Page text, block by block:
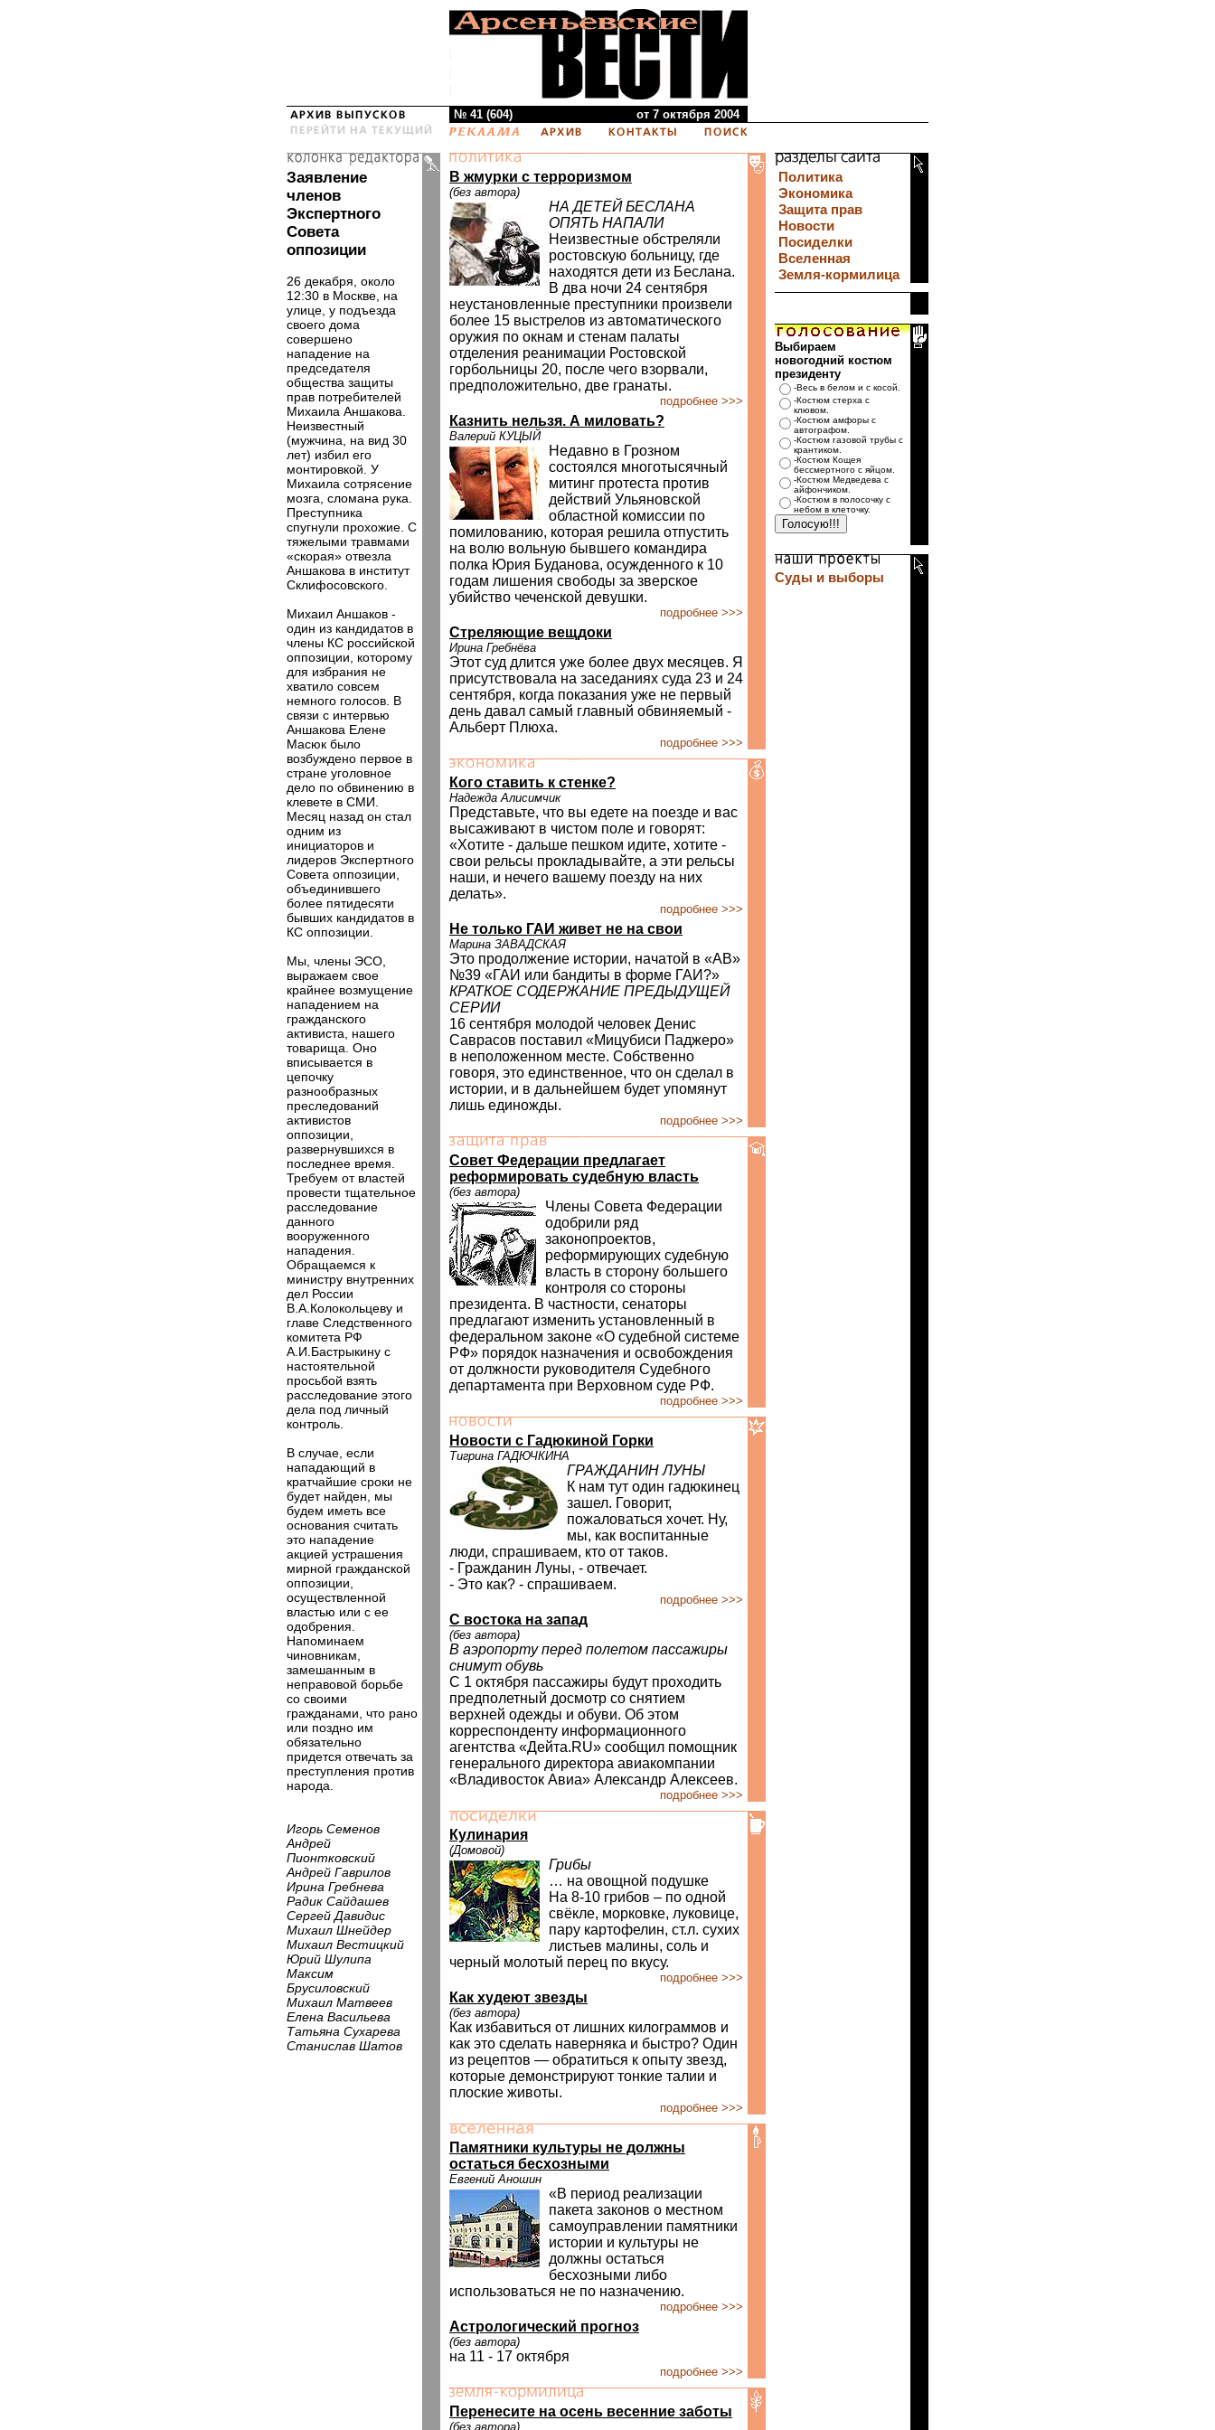
№ 41 (604) от 7 октября 2004
Заявление
членов
Экспертного
Совета
оппозиции
26 декабря, около
12:30 в Москве, на
улице, у подъезда
своего дома
совершено
нападение на
председателя
общества защиты
прав потребителей
Михаила Аншакова.
Неизвестный
(мужчина, на вид 30
лет) избил его
монтировкой. У
Михаила сотрясение
мозга, сломана рука.
Преступника
спугнули прохожие. С
тяжелыми травмами
«скорая» отвезла
Аншакова в институт
Склифосовского.
Михаил Аншаков -
один из кандидатов в
члены КС российской
оппозиции, которому
для избрания не
хватило совсем
немного голосов. В
связи с интервью
Аншакова Елене
Масюк было
возбуждено первое в
стране уголовное
дело по обвинению в
клевете в СМИ.
Месяц назад он стал
одним из
инициаторов и
лидеров Экспертного
Совета оппозиции,
объединившего
более пятидесяти
бывших кандидатов в
КС оппозиции.
Мы, члены ЭСО,
выражаем свое
крайнее возмущение
нападением на
гражданского
активиста, нашего
товарища. Оно
вписывается в
цепочку
разнообразных
преследований
активистов
оппозиции,
развернувшихся в
последнее время.
Требуем от властей
провести тщательное
расследование
данного
вооруженного
нападения.
Обращаемся к
министру внутренних
дел России
В.А.Колокольцеву и
главе Следственного
комитета РФ
А.И.Бастрыкину с
настоятельной
просьбой взять
расследование этого
дела под личный
контроль.
В случае, если
нападающий в
кратчайшие сроки не
будет найден, мы
будем иметь все
основания считать
это нападение
акцией устрашения
мирной гражданской
оппозиции,
осуществленной
властью или с ее
одобрения.
Напоминаем
чиновникам,
замешанным в
неправовой борьбе
со своими
гражданами, что рано
или поздно им
обязательно
придется отвечать за
преступления против
народа.
Игорь Семенов
Андрей
Пионтковский
Андрей Гаврилов
Ирина Гребнева
Радик Сайдашев
Сергей Давидис
Михаил Шнейдер
Михаил Вестицкий
Юрий Шулипа
Максим
Брусиловский
Михаил Матвеев
Елена Васильева
Татьяна Сухарева
Станислав Шатов
В жмурки с терроризмом
(без автора)
НА ДЕТЕЙ БЕСЛАНА
ОПЯТЬ НАПАЛИ
Неизвестные обстреляли
ростовскую больницу, где
находятся дети из Беслана.
В два ночи 24 сентября
неустановленные преступники произвели
более 15 выстрелов из автоматического
оружия по окнам и стенам палаты
отделения реанимации Ростовской
горбольницы 20, после чего взорвали,
предположительно, две гранаты.
подробнее >>>
Казнить нельзя. А миловать?
Валерий КУЦЫЙ
Недавно в Грозном
состоялся многотысячный
митинг протеста против
действий Ульяновской
областной комиссии по
помилованию, которая решила отпустить
на волю вольную бывшего командира
полка Юрия Буданова, осужденного к 10
годам лишения свободы за зверское
убийство чеченской девушки.
подробнее >>>
Стреляющие вещдоки
Ирина Гребнёва
Этот суд длится уже более двух месяцев. Я
присутствовала на заседаниях суда 23 и 24
сентября, когда показания уже не первый
день давал самый главный обвиняемый -
Альберт Плюха.
подробнее >>>
Кого ставить к стенке?
Надежда Алисимчик
Представьте, что вы едете на поезде и вас
высаживают в чистом поле и говорят:
«Хотите - дальше пешком идите, хотите -
свои рельсы прокладывайте, а эти рельсы
наши, и нечего вашему поезду на них
делать».
подробнее >>>
Не только ГАИ живет не на свои
Марина ЗАВАДСКАЯ
Это продолжение истории, начатой в «АВ»
№39 «ГАИ или бандиты в форме ГАИ?»
КРАТКОЕ СОДЕРЖАНИЕ ПРЕДЫДУЩЕЙ
СЕРИИ
16 сентября молодой человек Денис
Саврасов поставил «Мицубиси Паджеро»
в неположенном месте. Собственно
говоря, это единственное, что он сделал в
истории, и в дальнейшем будет упомянут
лишь единожды.
подробнее >>>
Cовет Федерации предлагает
реформировать судебную власть
(без автора)
Члены Совета Федерации
одобрили ряд
законопроектов,
реформирующих судебную
власть в сторону большего
контроля со стороны
президента. В частности, сенаторы
предлагают изменить установленный в
федеральном законе «О судебной системе
РФ» порядок назначения и освобождения
от должности руководителя Судебного
департамента при Верховном суде РФ.
подробнее >>>
Новости с Гадюкиной Горки
Тигрина ГАДЮЧКИНА
ГРАЖДАНИН ЛУНЫ
К нам тут один гадюкинец
зашел. Говорит,
пожаловаться хочет. Ну,
мы, как воспитанные
люди, спрашиваем, кто от таков.
- Гражданин Луны, - отвечает.
- Это как? - спрашиваем.
подробнее >>>
С востока на запад
(без автора)
В аэропорту перед полетом пассажиры
снимут обувь
С 1 октября пассажиры будут проходить
предполетный досмотр со снятием
верхней одежды и обуви. Об этом
корреспонденту информационного
агентства «Дейта.RU» сообщил помощник
генерального директора авиакомпании
«Владивосток Авиа» Александр Алексеев.
подробнее >>>
Кулинария
(Домовой)
Грибы
… на овощной подушке
На 8-10 грибов – по одной
свёкле, морковке, луковице,
пару картофелин, ст.л. сухих
листьев малины, соль и
черный молотый перец по вкусу.
подробнее >>>
Как худеют звезды
(без автора)
Как избавиться от лишних килограммов и
как это сделать наверняка и быстро? Один
из рецептов — обратиться к опыту звезд,
которые демонстрируют тонкие талии и
плоские животы.
подробнее >>>
Памятники культуры не должны
остаться бесхозными
Евгений Аношин
«В период реализации
пакета законов о местном
самоуправлении памятники
истории и культуры не
должны остаться
бесхозными либо
использоваться не по назначению.
подробнее >>>
Астрологический прогноз
(без автора)
на 11 - 17 октября
подробнее >>>
Перенесите на осень весенние заботы
(без автора)
Политика
Экономика
Защита прав
Новости
Посиделки
Вселенная
Земля-кормилица
Выбираем
новогодний костюм
президенту
-Весь в белом и с косой.
-Костюм стерха с
клювом.
-Костюм амфоры с
автографом.
-Костюм газовой трубы с
крантиком.
-Костюм Кощея
бессмертного с яйцом.
-Костюм Медведева с
айфончиком.
-Костюм в полосочку с
небом в клеточку.
Суды и выборы